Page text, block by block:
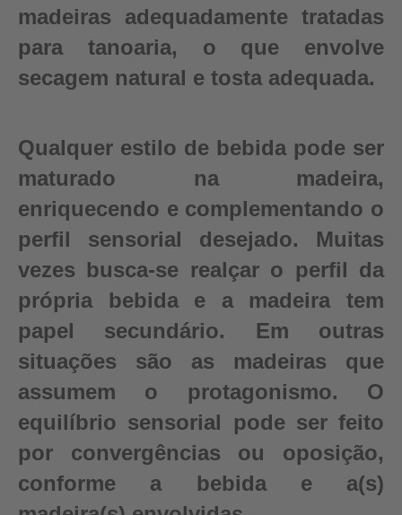
madeiras adequadamente tratadas
para tanoaria, o que envolve
secagem natural e tosta adequada.
Qualquer estilo de bebida pode ser
maturado na madeira,
enriquecendo e complementando o
perfil sensorial desejado. Muitas
vezes busca-se realçar o perfil da
própria bebida e a madeira tem
papel secundário. Em outras
situações são as madeiras que
assumem o protagonismo. O
equilíbrio sensorial pode ser feito
por convergências ou oposição,
conforme a bebida e a(s)